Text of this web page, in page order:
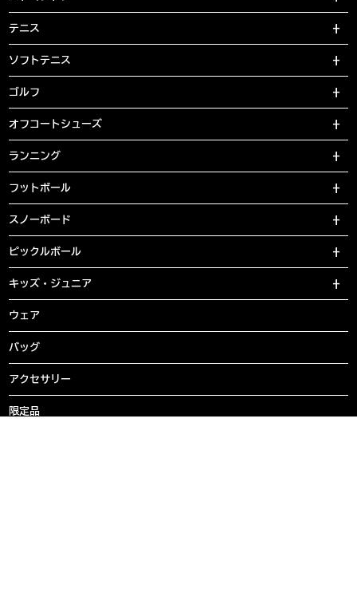
テニス
ソフトテニス
ゴルフ
オフコートシューズ
ランニング
フットボール
スノーボード
ピックルボール
キッズ・ジュニア
ウェア
バッグ
アクセサリー
限定品